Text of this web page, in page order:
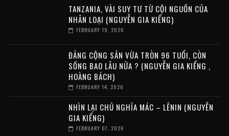
TANZANIA, VÀI SUY TƯ TỪ CỘI NGUỒN CỦA
NHÂN LOẠI (NGUYỄN GIA KIỂNG)
FEBRUARY 19, 2026
ĐẢNG CỘNG SẢN VỪA TRÒN 96 TUỔI, CÒN
SỐNG BAO LÂU NỮA ? (NGUYỄN GIA KIỂNG ,
HOÀNG BÁCH)
FEBRUARY 14, 2026
NHÌN LẠI CHỦ NGHĨA MÁC – LÊNIN (NGUYỄN
GIA KIỂNG)
FEBRUARY 07, 2026